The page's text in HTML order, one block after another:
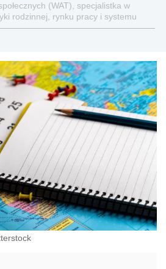
(WAT), specjalistka w
rodzinnej, rynku pracy i systemu
społecznego.